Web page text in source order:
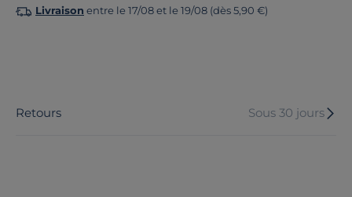
Livraison entre le 17/08 et le 19/08 (dès 5,90 €)
Retours Sous 30 jours